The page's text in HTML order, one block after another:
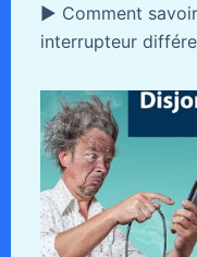
► Comment
interrupteur